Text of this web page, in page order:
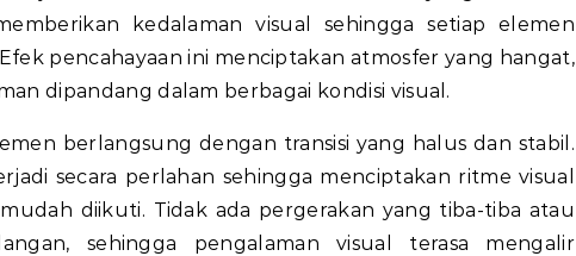
kedalaman visual sehingga setiap elemen
pencahayaan ini menciptakan atmosfer yang hangat,
dipandang dalam berbagai kondisi visual.
berlangsung dengan transisi yang halus dan stabil.
secara perlahan sehingga menciptakan ritme visual
diikuti. Tidak ada pergerakan yang tiba-tiba atau
sehingga pengalaman visual terasa mengalir